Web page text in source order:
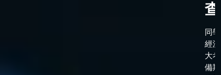
同
經
大
備